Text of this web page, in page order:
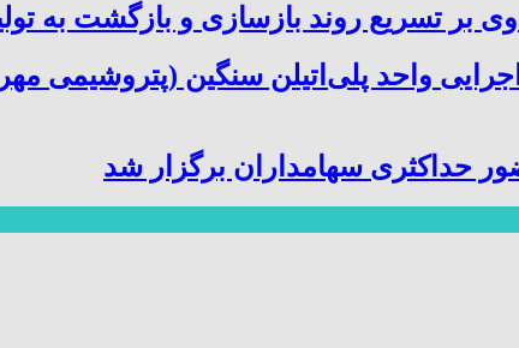
بر تسریع روند بازسازی و بازگشت به
واحد پلی‌اتیلن سنگین (پتروشیمی
حداکثری سهامداران برگزار شد